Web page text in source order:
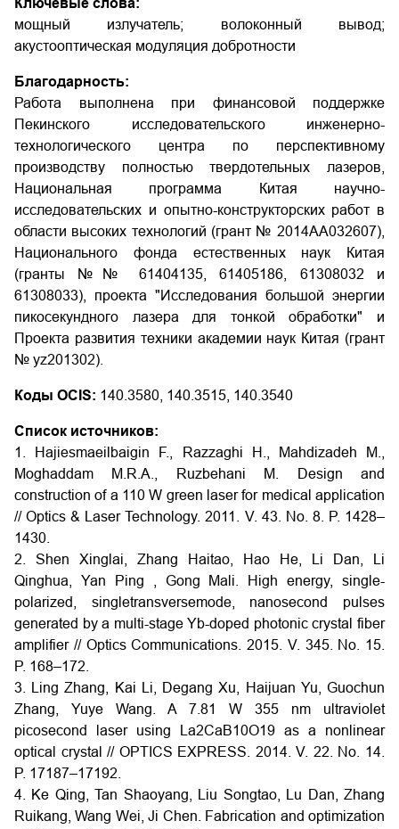
Ключевые слова:
мощный излучатель; волоконный вывод;
акустооптическая модуляция добротности
Благодарность:
Работа выполнена при финансовой поддержке
Пекинского исследовательского инженерно-
технологического центра по перспективному
производству полностью твердотельных лазеров,
Национальная программа Китая научно-
исследовательских и опытно-конструкторских работ в
области высоких технологий (грант № 2014AA032607),
Национального фонда естественных наук Китая
(гранты №№ 61404135, 61405186, 61308032 и
61308033), проекта "Исследования большой энергии
пикосекундного лазера для тонкой обработки" и
Проекта развития техники академии наук Китая (грант
№ yz201302).
Коды OCIS: 140.3580, 140.3515, 140.3540
Список источников:
1. Hajiesmaeilbaigin F., Razzaghi H., Mahdizadeh M.,
Moghaddam M.R.A., Ruzbehani M. Design and
construction of a 110 W green laser for medical application
// Optics & Laser Technology. 2011. V. 43. No. 8. P. 1428–
1430.
2. Shen Xinglai, Zhang Haitao, Hao He, Li Dan, Li
Qinghua, Yan Ping , Gong Mali. High energy, single-
polarized, singletransversemode, nanosecond pulses
generated by a multi-stage Yb-doped photonic crystal fiber
amplifier // Optics Communications. 2015. V. 345. No. 15.
P. 168–172.
3. Ling Zhang, Kai Li, Degang Xu, Haijuan Yu, Guochun
Zhang, Yuye Wang. A 7.81 W 355 nm ultraviolet
picosecond laser using La2CaB10O19 as a nonlinear
optical crystal // OPTICS EXPRESS. 2014. V. 22. No. 14.
P. 17187–17192.
4. Ke Qing, Tan Shaoyang, Liu Songtao, Lu Dan, Zhang
Ruikang, Wang Wei, Ji Chen. Fabrication and optimization